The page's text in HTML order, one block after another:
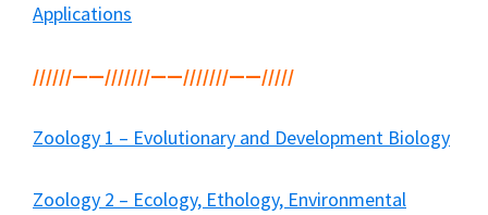
Applications
//////——///////——///////——/////
Zoology 1 – Evolutionary and Development Biology
Zoology 2 – Ecology, Ethology, Environmental